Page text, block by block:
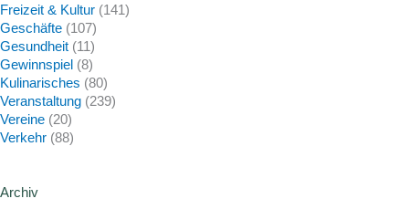
Freizeit & Kultur (141)
Geschäfte (107)
Gesundheit (11)
Gewinnspiel (8)
Kulinarisches (80)
Veranstaltung (239)
Vereine (20)
Verkehr (88)
Archiv